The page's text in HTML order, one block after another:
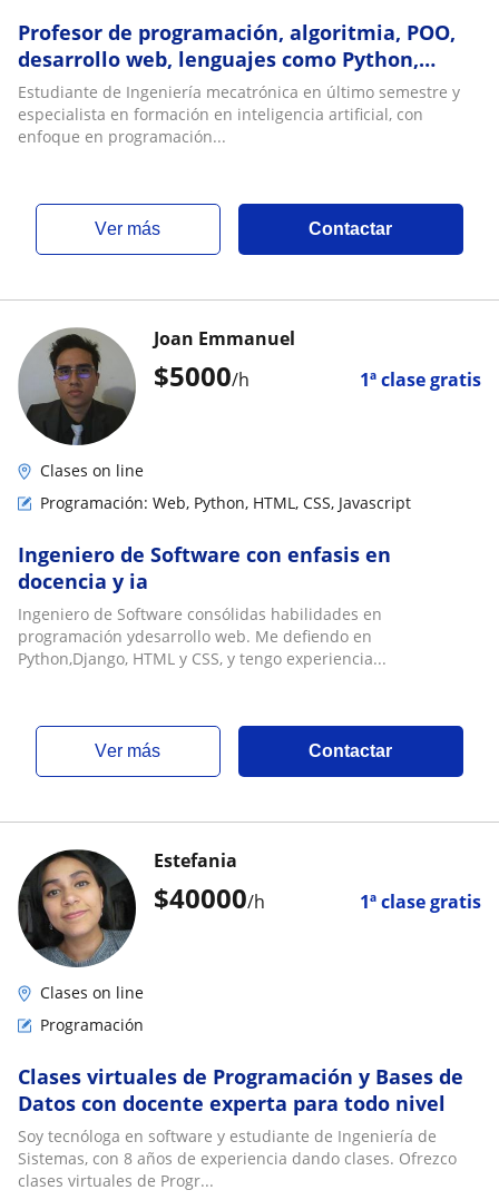
Profesor de programación, algoritmia, POO,
desarrollo web, lenguajes como Python,
JavaScript/TypeScript y C
Estudiante de Ingeniería mecatrónica en último semestre y
especialista en formación en inteligencia artificial, con
enfoque en programación...
ver más Contactar
$5000/h 1ª clase gratis
Joan Emmanuel
Clases on line
Programación: Web, Python, HTML, CSS, Javascript
Ingeniero de Software con enfasis en
docencia y ia
Ingeniero de Software consólidas habilidades en
programación ydesarrollo web. Me defiendo en
Python,Django, HTML y CSS, y tengo experiencia...
ver más Contactar
$40000/h 1ª clase gratis
Estefania
Clases on line
Programación
Clases virtuales de Programación y Bases de
Datos con docente experta para todo nivel
Soy tecnóloga en software y estudiante de Ingeniería de
Sistemas, con 8 años de experiencia dando clases. Ofrezco
clases virtuales de Progr...